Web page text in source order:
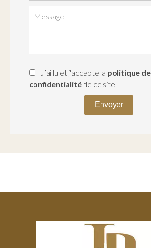
J’ai lu et j'accepte la politique de
confidentialité de ce site
Envoyer